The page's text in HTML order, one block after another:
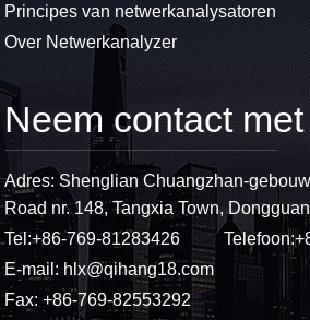
Principes van netwerkanalysatoren
Over Netwerkanalyzer
Neem contact
Adres: Shenglian Chuangzhan-
Road nr. 148, Tangxia Town,
Tel:+86-769-81283426 Telefoon:
E-mail: hlx@qihang18.com
Fax: +86-769-82553292